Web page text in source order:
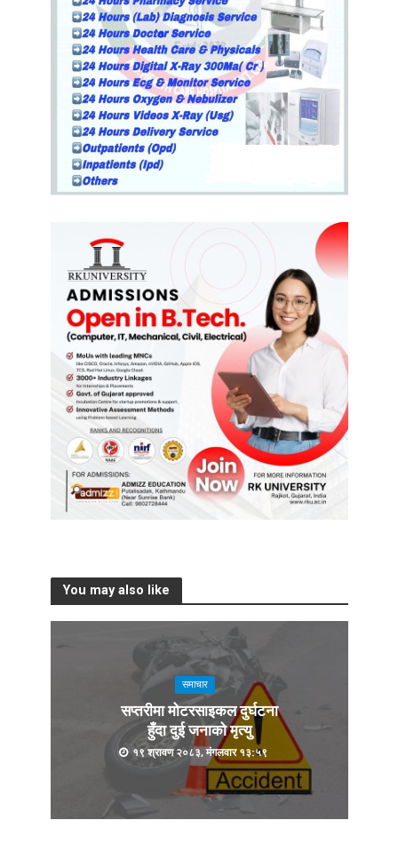
You may also like
समाचार
सप्तरीमा मोटरसाइकल दुर्घटना
हुँदा दुई जनाको मृत्यु
१९ श्रावण २०८३, मंगलवार १३:५९